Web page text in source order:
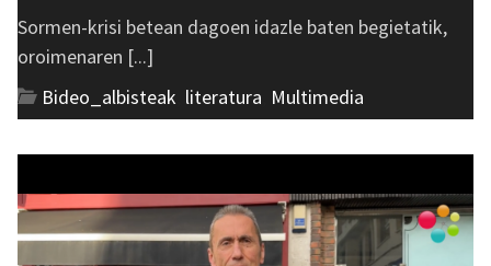
Sormen-krisi betean dagoen idazle baten begietatik,
oroimenaren [...]
Bideo_albisteak literatura Multimedia